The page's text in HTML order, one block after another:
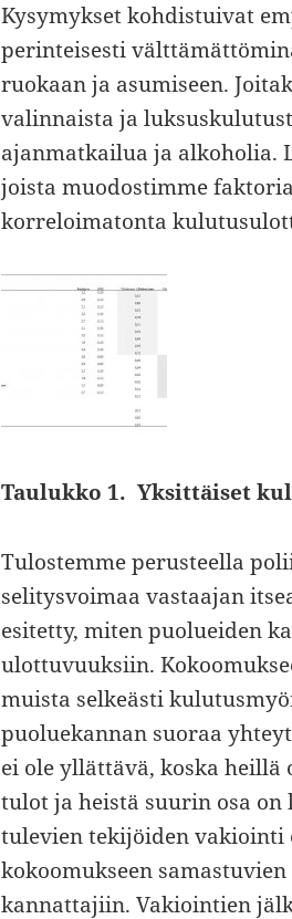
Kysymykset kohdistuivat
perinteisesti
ruokaan ja asumiseen.
valinnaista ja
ajanmatkailua ja alkoholia.
joista muodostimme
korreloimatonta
Taulukko 1. Yksittäiset
Tulostemme perusteella
selitysvoimaa vastaajan
esitetty, miten puolueiden
ulottuvuuksiin.
muista selkeästi
puoluekannan suoraa
ei ole yllättävä, koska
tulot ja heistä suurin osa
tulevien tekijöiden vakiointi
kokoomukseen
kannattajiin. Vakiointien